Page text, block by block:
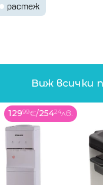
растеж
Виж всички
3499€/6844лв.